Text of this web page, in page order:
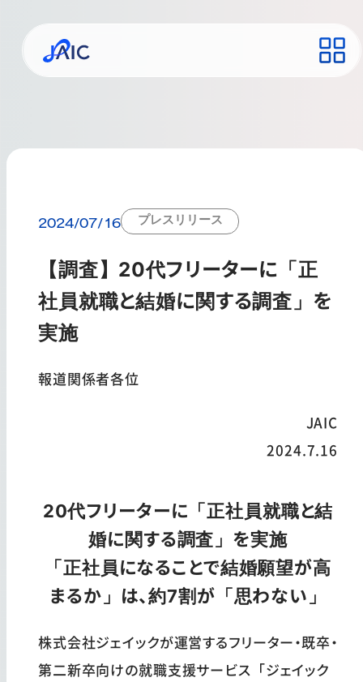
2024/07/16 プレスリリース
【調査】20代フリーターに「正
社員就職と結婚に関する調査」を
実施
報道関係者各位
JAIC
2024.7.16
20代フリーターに「正社員就職と結
婚に関する調査」を実施
「正社員になることで結婚願望が高
まるか」は、約7割が「思わない」
株式会社ジェイックが運営するフリーター・既卒・
第二新卒向けの就職支援サービス「ジェイック